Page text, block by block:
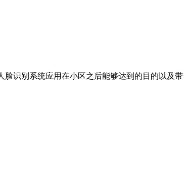
识别系统应用在小区之后能够达到的目的以及